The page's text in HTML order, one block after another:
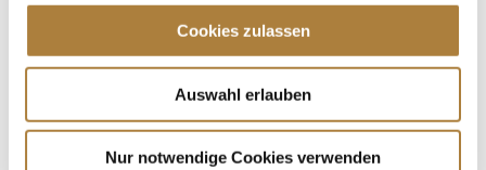
Cookies zulassen
Auswahl erlauben
Nur notwendige Cookies verwenden
Talentpool-Athlet Calvin Böckmann wird U25-
Weltmeister